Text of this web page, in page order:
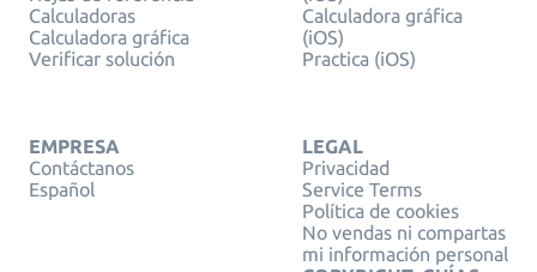
Calculadoras
Calculadora gráfica
Verificar solución
Calculadora gráfica
(iOS)
Practica (iOS)
EMPRESA
Contáctanos
Español
LEGAL
Privacidad
Service Terms
Política de cookies
No vendas ni compartas
mi información personal